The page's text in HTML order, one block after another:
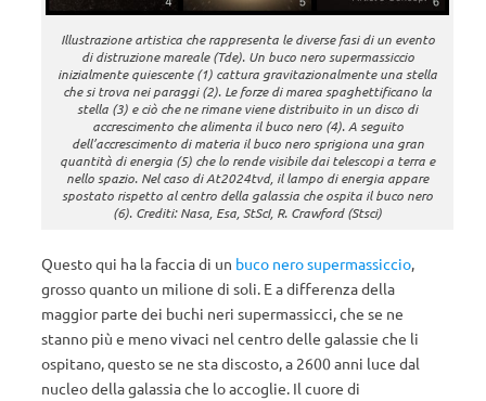
Illustrazione artistica che rappresenta le diverse fasi di un evento
di distruzione mareale (Tde). Un buco nero supermassiccio
inizialmente quiescente (1) cattura gravitazionalmente una stella
che si trova nei paraggi (2). Le forze di marea spaghettificano la
stella (3) e ciò che ne rimane viene distribuito in un disco di
accrescimento che alimenta il buco nero (4). A seguito
dell’accrescimento di materia il buco nero sprigiona una gran
quantità di energia (5) che lo rende visibile dai telescopi a terra e
nello spazio. Nel caso di At2024tvd, il lampo di energia appare
spostato rispetto al centro della galassia che ospita il buco nero
(6). Crediti: Nasa, Esa, StScI, R. Crawford (Stsci)
Questo qui ha la faccia di un buco nero supermassiccio
grosso quanto un milione di soli. E a differenza della
maggior parte dei buchi neri supermassicci, che se ne
stanno più e meno vivaci nel centro delle galassie che li
ospitano, questo se ne sta discosto, a 2600 anni luce dal
nucleo della galassia che lo accoglie. Il cuore di